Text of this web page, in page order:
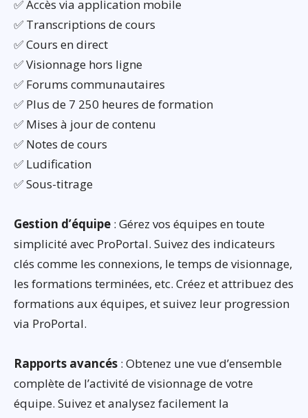
✅ Accès via application mobile
✅ Transcriptions de cours
✅ Cours en direct
✅ Visionnage hors ligne
✅ Forums communautaires
✅ Plus de 7 250 heures de formation
✅ Mises à jour de contenu
✅ Notes de cours
✅ Ludification
✅ Sous-titrage
Gestion d’équipe : Gérez vos équipes en toute
simplicité avec ProPortal. Suivez des indicateurs
clés comme les connexions, le temps de visionnage,
les formations terminées, etc. Créez et attribuez des
formations aux équipes, et suivez leur progression
via ProPortal.
Rapports avancés : Obtenez une vue d’ensemble
complète de l’activité de visionnage de votre
équipe. Suivez et analysez facilement la